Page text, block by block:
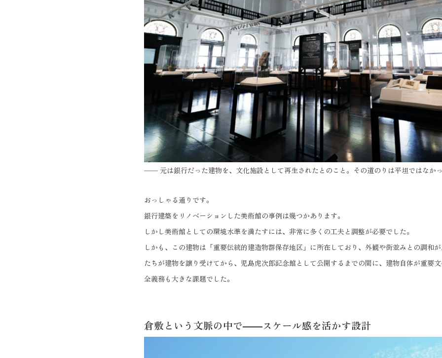
—— 元は銀行だった建物を、文化施設として再生されたとのこと。その道のりは平坦ではなか
おっしゃる通りです。
銀行建築をリノベーションした美術館の事例は幾つかあります。
しかし美術館としての環境水準を満たすには、非常に多くの工夫と調整が必要でした。
しかも、この建物は「重要伝統的建造物群保存地区」に所在しており、外観や街並みとの調和
たちが建物を譲り受けてから、児島虎次郎記念館として公開するまでの間に、建物自体が重要
全義務も大きな課題でした。
倉敷という文脈の中で――スケール感を活かす設計